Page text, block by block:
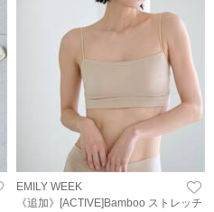
EMILY WEEK
《追加》[ACTIVE]Bamboo ストレッチ